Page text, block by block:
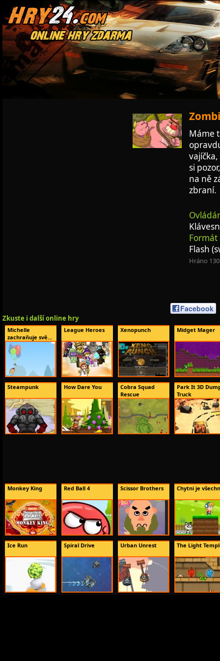
Máme
si
na ně
zbraní.
Flash
Hráno
Facebook
Zkuste i další online hry
Michelle
zachraňuje svě...
League Heroes Xenopunch Midget Mager
Steampunk How Dare You
Cobra Squad
Rescue
Park It 3D
Truck
Monkey King Red Ball 4 Scissor Brothers Chytni je
Ice Run Spiral Drive Urban Unrest The Light